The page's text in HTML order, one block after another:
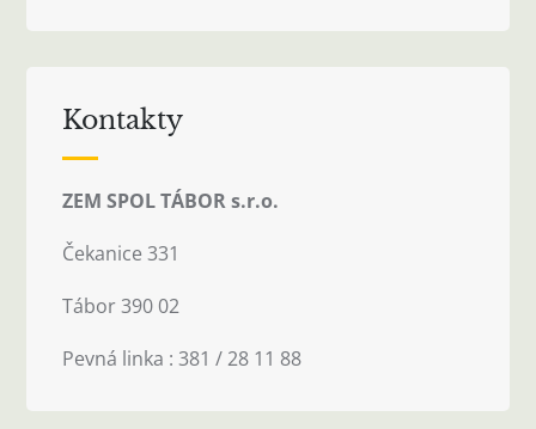
Kontakty
ZEM SPOL TÁBOR s.r.o.
Čekanice 331
Tábor 390 02
Pevná linka : 381 / 28 11 88